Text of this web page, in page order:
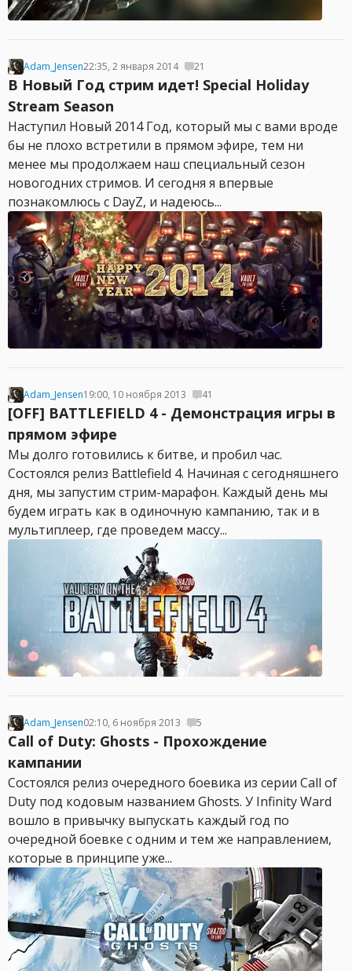
Adam_Jensen22:35, 2 января 2014 21
В Новый Год стрим идет! Special Holiday
Stream Season
Наступил Новый 2014 Год, который мы с вами вроде
бы не плохо встретили в прямом эфире, тем ни
менее мы продолжаем наш специальный сезон
новогодних стримов. И сегодня я впервые
познакомлюсь с DayZ, и надеюсь...
Adam_Jensen19:00, 10 ноября 2013 41
[OFF] BATTLEFIELD 4 - Демонстрация игры в
прямом эфире
Мы долго готовились к битве, и пробил час.
Состоялся релиз Battlefield 4. Начиная с сегодняшнего
дня, мы запустим стрим-марафон. Каждый день мы
будем играть как в одиночную кампанию, так и в
мультиплеер, где проведем массу...
Adam_Jensen02:10, 6 ноября 2013 5
Call of Duty: Ghosts - Прохождение
кампании
Состоялся релиз очередного боевика из серии Call of
Duty под кодовым названием Ghosts. У Infinity Ward
вошло в привычку выпускать каждый год по
очередной боевке с одним и тем же направлением,
которые в принципе уже...